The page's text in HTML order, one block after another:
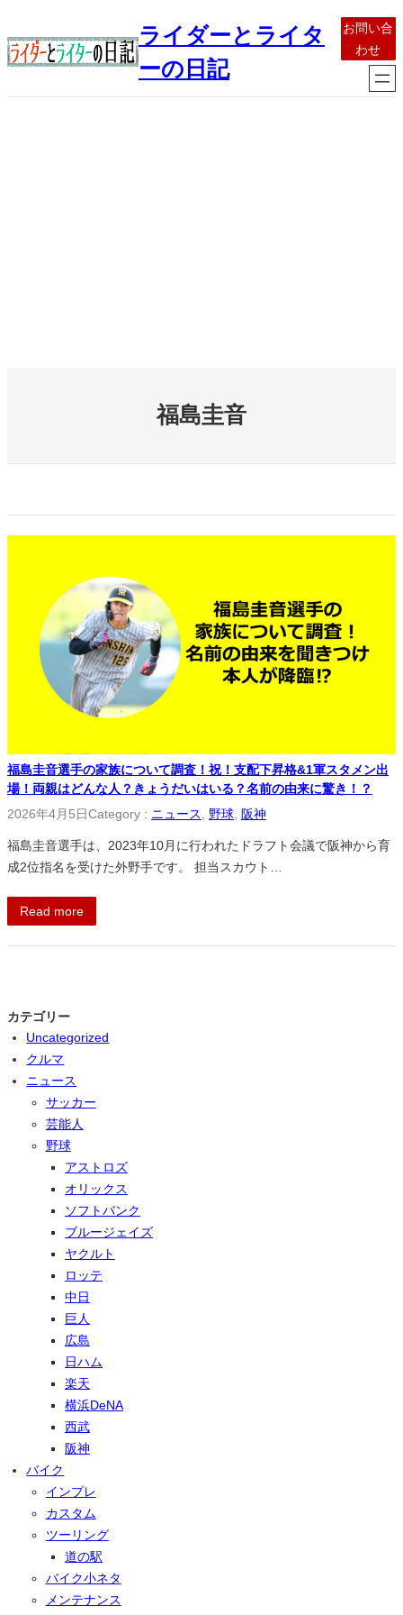
容
を
ライダーとライタ
ーの日記
お問い合
わせ
福島圭音
福島圭音選手の家族について調査！祝！支配下昇格&1軍スタメン出
場！両親はどんな人？きょうだいはいる？名前の由来に驚き！？
2026年4月5日Category : ニュース 野球 阪神
福島圭音選手は、2023年10月に行われたドラフト会議で阪神から育
成2位指名を受けた外野手です。 担当スカウト…
Read more
カテゴリー
Uncategorized
クルマ
ニュース
サッカー
芸能人
野球
アストロズ
オリックス
ソフトバンク
ブルージェイズ
ヤクルト
ロッテ
中日
巨人
広島
日ハム
楽天
横浜DeNA
西武
阪神
バイク
インプレ
カスタム
ツーリング
道の駅
バイク小ネタ
メンテナンス